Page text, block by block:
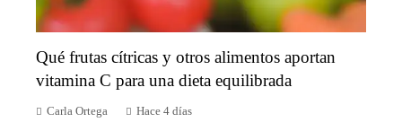
Qué frutas cítricas y otros alimentos aportan
vitamina C para una dieta equilibrada
Carla Ortega Hace 4 días